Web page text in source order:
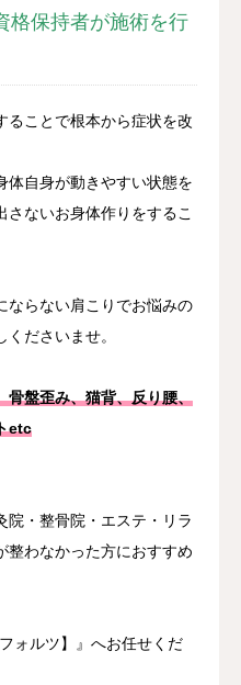
格保持者が施術を行
ることで根本から症状を改
体自身が動きやすい状態を
ないお身体作りをするこ
ならない肩こりでお悩みの
ださいませ。
骨盤歪み、猫背、反り腰、
etc
院・整骨院・エステ・リラ
整わなかった方におすすめ
ォルツ】』へお任せくだ